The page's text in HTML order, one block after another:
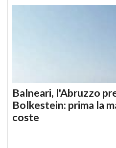
Balneari, l'Abruzzo
Bolkestein: prima la
coste